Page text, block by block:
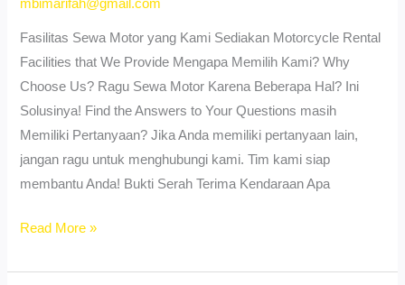
mbimarifah@gmail.com
Fasilitas Sewa Motor yang Kami Sediakan Motorcycle Rental
Facilities that We Provide Mengapa Memilih Kami? Why
Choose Us? Ragu Sewa Motor Karena Beberapa Hal? Ini
Solusinya! Find the Answers to Your Questions masih
Memiliki Pertanyaan? Jika Anda memiliki pertanyaan lain,
jangan ragu untuk menghubungi kami. Tim kami siap
membantu Anda! Bukti Serah Terima Kendaraan Apa
Sewa
Vespa
Read More »